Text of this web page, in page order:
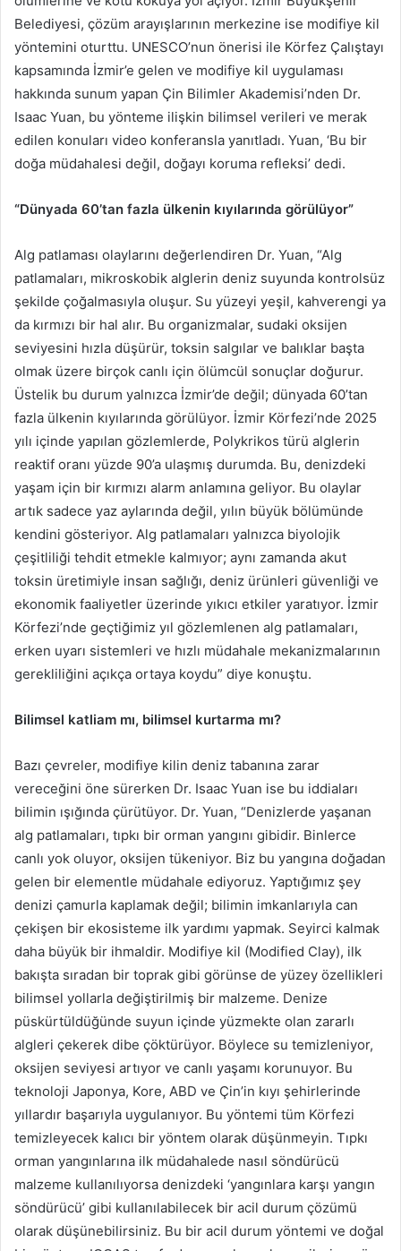
Belediyesi, çözüm arayışlarının merkezine ise modifiye kil
yöntemini oturttu. UNESCO’nun önerisi ile Körfez Çalıştayı
kapsamında İzmir’e gelen ve modifiye kil uygulaması
hakkında sunum yapan Çin Bilimler Akademisi’nden Dr.
Isaac Yuan, bu yönteme ilişkin bilimsel verileri ve merak
edilen konuları video konferansla yanıtladı. Yuan, ‘Bu bir
doğa müdahalesi değil, doğayı koruma refleksi’ dedi.
“Dünyada 60’tan fazla ülkenin kıyılarında görülüyor”
Alg patlaması olaylarını değerlendiren Dr. Yuan, “Alg
patlamaları, mikroskobik alglerin deniz suyunda kontrolsüz
şekilde çoğalmasıyla oluşur. Su yüzeyi yeşil, kahverengi ya
da kırmızı bir hal alır. Bu organizmalar, sudaki oksijen
seviyesini hızla düşürür, toksin salgılar ve balıklar başta
olmak üzere birçok canlı için ölümcül sonuçlar doğurur.
Üstelik bu durum yalnızca İzmir’de değil; dünyada 60’tan
fazla ülkenin kıyılarında görülüyor. İzmir Körfezi’nde 2025
yılı içinde yapılan gözlemlerde, Polykrikos türü alglerin
reaktif oranı yüzde 90’a ulaşmış durumda. Bu, denizdeki
yaşam için bir kırmızı alarm anlamına geliyor. Bu olaylar
artık sadece yaz aylarında değil, yılın büyük bölümünde
kendini gösteriyor. Alg patlamaları yalnızca biyolojik
çeşitliliği tehdit etmekle kalmıyor; aynı zamanda akut
toksin üretimiyle insan sağlığı, deniz ürünleri güvenliği ve
ekonomik faaliyetler üzerinde yıkıcı etkiler yaratıyor. İzmir
Körfezi’nde geçtiğimiz yıl gözlemlenen alg patlamaları,
erken uyarı sistemleri ve hızlı müdahale mekanizmalarının
gerekliliğini açıkça ortaya koydu” diye konuştu.
Bilimsel katliam mı, bilimsel kurtarma mı?
Bazı çevreler, modifiye kilin deniz tabanına zarar
vereceğini öne sürerken Dr. Isaac Yuan ise bu iddiaları
bilimin ışığında çürütüyor. Dr. Yuan, “Denizlerde yaşanan
alg patlamaları, tıpkı bir orman yangını gibidir. Binlerce
canlı yok oluyor, oksijen tükeniyor. Biz bu yangına doğadan
gelen bir elementle müdahale ediyoruz. Yaptığımız şey
denizi çamurla kaplamak değil; bilimin imkanlarıyla can
çekişen bir ekosisteme ilk yardımı yapmak. Seyirci kalmak
daha büyük bir ihmaldir. Modifiye kil (Modified Clay), ilk
bakışta sıradan bir toprak gibi görünse de yüzey özellikleri
bilimsel yollarla değiştirilmiş bir malzeme. Denize
püskürtüldüğünde suyun içinde yüzmekte olan zararlı
algleri çekerek dibe çöktürüyor. Böylece su temizleniyor,
oksijen seviyesi artıyor ve canlı yaşamı korunuyor. Bu
teknoloji Japonya, Kore, ABD ve Çin’in kıyı şehirlerinde
yıllardır başarıyla uygulanıyor. Bu yöntemi tüm Körfezi
temizleyecek kalıcı bir yöntem olarak düşünmeyin. Tıpkı
orman yangınlarına ilk müdahalede nasıl söndürücü
malzeme kullanılıyorsa denizdeki ‘yangınlara karşı yangın
söndürücü’ gibi kullanılabilecek bir acil durum çözümü
olarak düşünebilirsiniz. Bu bir acil durum yöntemi ve doğal